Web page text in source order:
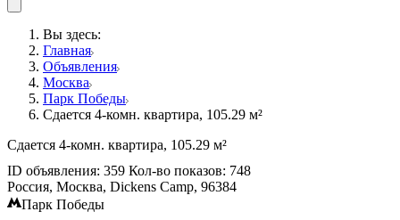
Вы здесь:
Главная
Объявления
Москва
Парк Победы
Сдается 4-комн. квартира, 105.29 м²
Сдается 4-комн. квартира, 105.29 м²
ID объявления: 359 Кол-во показов: 748
Россия, Москва, Dickens Camp, 96384
Парк Победы